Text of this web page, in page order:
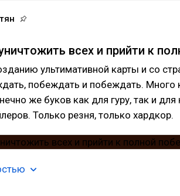
всех и прийти к
ультимативной карты и со
побеждать и побеждать. Много
же буков как для гуру, так и для
Только резня, только хардкор.